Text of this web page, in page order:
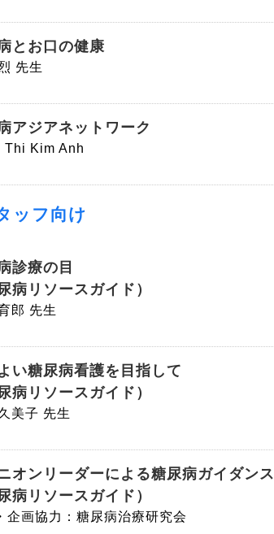
とお口の健康
先生
アジアネットワーク
Thi Kim Anh
ッフ向け
診療の目
病リソースガイド）
郎 先生
い糖尿病看護を目指して
病リソースガイド）
美子 先生
オンリーダーによる糖尿病ガイダンス
病リソースガイド）
企画協力：糖尿病治療研究会